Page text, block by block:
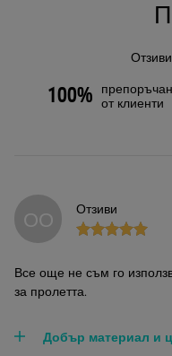
100%
препоръчан
от клиенти
ОО Отзиви
Все още не съм го
за пролетта.
Добър материал и